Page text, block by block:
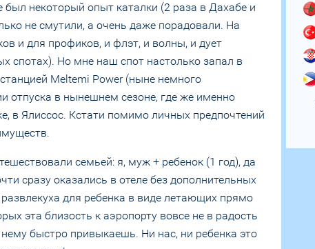
некоторый опыт каталки (2 раза в Дахабе и
не смутили, а очень даже порадовали. На
и для профиков, и флэт, и волны, и дует
спотах). Но мне наш спот настолько запал в
Meltemi Power (ныне немного
отпуска в нынешнем сезоне, где же именно
в Ялиссос. Кстати помимо личных предпочтений
семьей: я, муж + ребенок (1 год), да
сразу оказались в отеле без дополнительных
для ребенка в виде летающих прямо
эта близость к аэропорту вовсе не в радость
быстро привыкаешь. Ни нас, ни ребенка это